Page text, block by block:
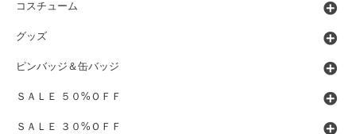
コスチューム
グッズ
ピンバッジ＆缶バッジ
ＳＡＬＥ ５０%ＯＦＦ
ＳＡＬＥ ３０%ＯＦＦ